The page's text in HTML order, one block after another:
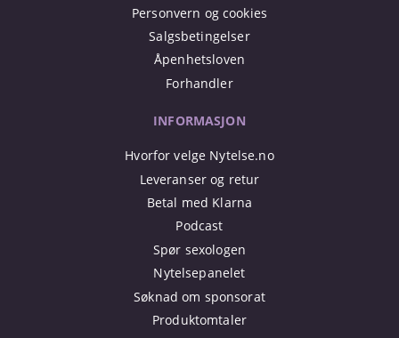
Personvern og cookies
Salgsbetingelser
Åpenhetsloven
Forhandler
INFORMASJON
Hvorfor velge Nytelse.no
Leveranser og retur
Betal med Klarna
Podcast
Spør sexologen
Nytelsepanelet
Søknad om sponsorat
Produktomtaler